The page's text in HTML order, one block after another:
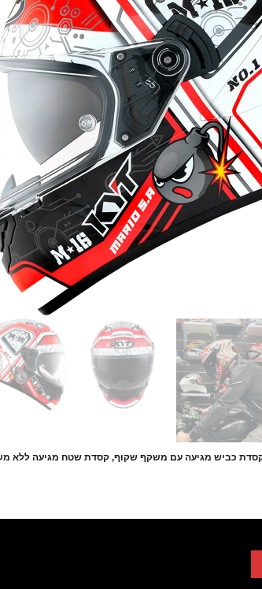
כביש מגיעה עם משקף שקוף, קסדת שטח מגיעה ללא